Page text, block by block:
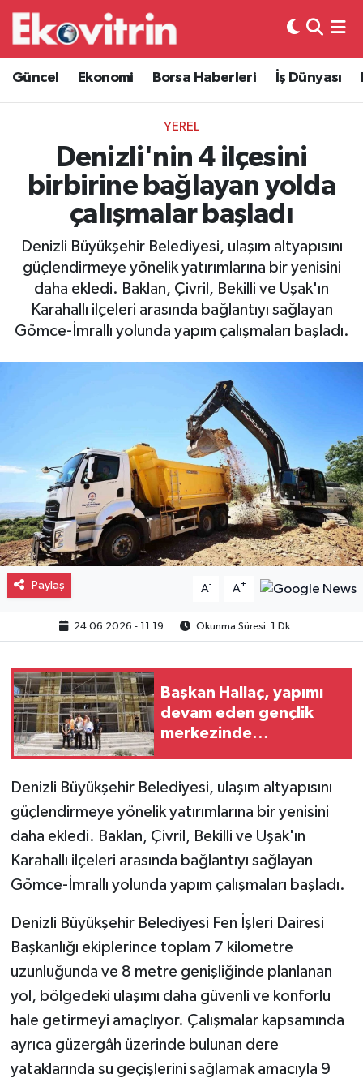
Güncel Ekonomi Borsa Haberleri İş Dünyası
YEREL
Denizli'nin 4 ilçesini
birbirine bağlayan yolda
çalışmalar başladı
Denizli Büyükşehir Belediyesi, ulaşım altyapısını
güçlendirmeye yönelik yatırımlarına bir yenisini
daha ekledi. Baklan, Çivril, Bekilli ve Uşak'ın
Karahallı ilçeleri arasında bağlantıyı sağlayan
Gömce-İmrallı yolunda yapım çalışmaları başladı.
Paylaş A- A+
24.06.2026 - 11:19 Okunma Süresi: 1 Dk
Başkan Hallaç, yapımı
devam eden gençlik
merkezinde
Denizli Büyükşehir Belediyesi, ulaşım altyapısını
güçlendirmeye yönelik yatırımlarına bir yenisini
daha ekledi. Baklan, Çivril, Bekilli ve Uşak'ın
Karahallı ilçeleri arasında bağlantıyı sağlayan
Gömce-İmrallı yolunda yapım çalışmaları başladı.
Denizli Büyükşehir Belediyesi Fen İşleri Dairesi
Başkanlığı ekiplerince toplam 7 kilometre
uzunluğunda ve 8 metre genişliğinde planlanan
yol, bölgedeki ulaşımı daha güvenli ve konforlu
hale getirmeyi amaçlıyor. Çalışmalar kapsamında
ayrıca güzergâh üzerinde bulunan dere
yataklarında su geçişlerini sağlamak amacıyla 9
Güncel
Ekonomi
Borsa Haberleri
İş Dünyası
Lojistik
Otovitrin
Asayiş
Eğitim
Hava Durumu
Trafik Durumu
Süper Lig Puan Durumu ve Fikstür
Tüm Manşetler
Son Dakika Haberleri
Haber Arşivi